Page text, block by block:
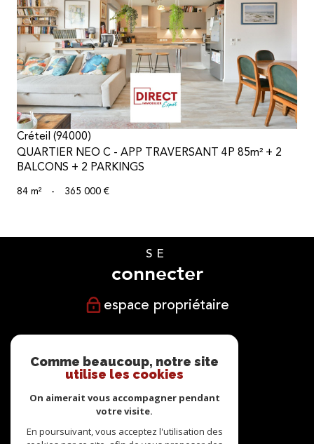
voir le bien
Créteil (94000)
QUARTIER NEO C - APP TRAVERSANT 4P 85m² + 2
BALCONS + 2 PARKINGS
84 m² - 365 000 €
SE
connecter
espace propriétaire
suivre
NOUS
Comme beaucoup, notre site
utilise les cookies
On aimerait vous accompagner pendant
votre visite.
En poursuivant, vous acceptez l'utilisation des